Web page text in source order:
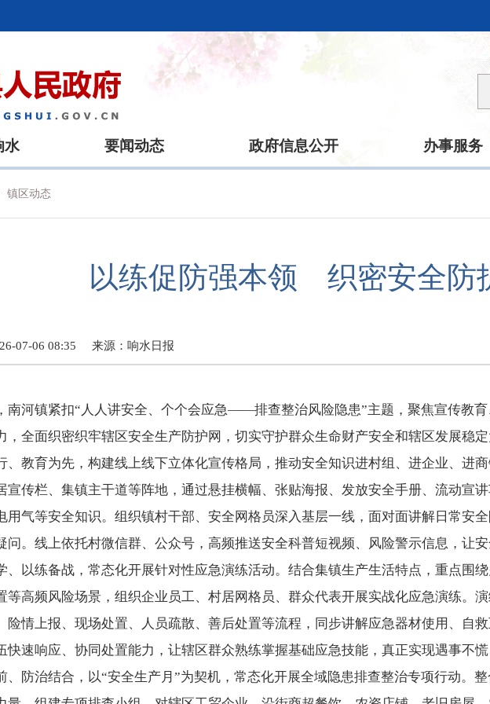
水 要闻动态 政府信息公开 办事服务
镇区动态
以练促防强本领 织密安全防
07-06 08:35 来源： 响水日报
南河镇紧扣“人人讲安全、个个会应急——排查整治风险隐患”主题，聚焦宣传教
，全面织密织牢辖区安全生产防护网，切实守护群众生命财产安全和辖区发展稳定
、教育为先，构建线上线下立体化宣传格局，推动安全知识进村组、进企业、进
宣传栏、集镇主干道等阵地，通过悬挂横幅、张贴海报、发放安全手册、流动宣
用气等安全知识。组织镇村干部、安全网格员深入基层一线，面对面讲解日常安
问。线上依托村微信群、公众号，高频推送安全科普短视频、风险警示信息，让安
、以练备战，常态化开展针对性应急演练活动。结合集镇生产生活特点，重点围
等高频风险场景，组织企业员工、村居网格员、群众代表开展实战化应急演练。
险情上报、现场处置、人员疏散、善后处置等流程，同步讲解应急器材使用、自
快速响应、协同处置能力，让辖区群众熟练掌握基础应急技能，真正实现遇事不慌
、防治结合，以“安全生产月”为契机，常态化开展全域隐患排查整治专项行动。